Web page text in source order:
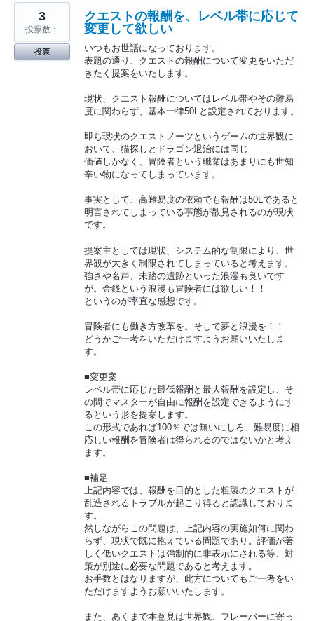
クエストの報酬を、レベル帯に応じて
変更して欲しい
いつもお世話になっております。
表題の通り、クエストの報酬について変更をいただ
きたく提案をいたします。
現状、クエスト報酬についてはレベル帯やその難易
度に関わらず、基本一律50Lと設定されております。
即ち現状のクエストノーツというゲームの世界観に
おいて、猫探しとドラゴン退治には同じ
価値しかなく、冒険者という職業はあまりにも世知
辛い物になってしまっています。
事実として、高難易度の依頼でも報酬は50Lであると
明言されてしまっている事態が散見されるのが現状
です。
提案主としては現状、システム的な制限により、世
界観が大きく制限されてしまっていると考えます。
強さや名声、未踏の遺跡といった浪漫も良いです
が。金銭という浪漫も冒険者には欲しい！！
というのが率直な感想です。
冒険者にも働き方改革を。そして夢と浪漫を！！
どうかご一考をいただけますようお願いいたしま
す。
■変更案
レベル帯に応じた最低報酬と最大報酬を設定し、そ
の間でマスターが自由に報酬を設定できるようにす
るという形を提案します。
この形式であれば100％では無いにしろ、難易度に相
応しい報酬を冒険者は得られるのではないかと考え
ます。
■補足
上記内容では、報酬を目的とした粗製のクエストが
乱造されるトラブルが起こり得ると認識しておりま
す。
然しながらこの問題は、上記内容の実施如何に関わ
らず、現状で既に抱えている問題であり。評価が著
しく低いクエストは強制的に非表示にされる等、対
策が別途に必要な問題であると考えます。
お手数とはなりますが、此方についてもご一考をい
ただけますようお願いいたします。
また、あくまで本意見は世界観、フレーバーに寄っ
3
投票数：
投票